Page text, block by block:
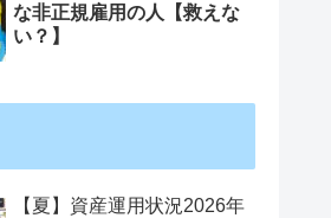
な非正規雇用の人【救えな
い？】
【夏】資産運用状況2026年